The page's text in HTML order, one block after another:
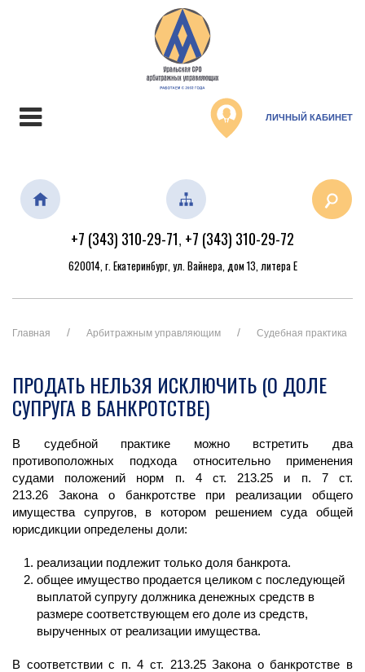
ЛИЧНЫЙ КАБИНЕТ
+7 (343) 310-29-71, +7 (343) 310-29-72
620014, г. Екатеринбург, ул. Вайнера, дом 13, литера Е
Главная Арбитражным управляющим Судебная практика
ПРОДАТЬ НЕЛЬЗЯ ИСКЛЮЧИТЬ (О ДОЛЕ
СУПРУГА В БАНКРОТСТВЕ)
В судебной практике можно встретить два
противоположных подхода относительно применения
судами положений норм п. 4 ст. 213.25 и п. 7 ст.
213.26 Закона о банкротстве при реализации общего
имущества супругов, в котором решением суда общей
юрисдикции определены доли:
реализации подлежит только доля банкрота.
общее имущество продается целиком с последующей
выплатой супругу должника денежных средств в
размере соответствующем его доле из средств,
вырученных от реализации имущества.
В соответствии с п. 4 ст. 213.25 Закона о банкротстве в